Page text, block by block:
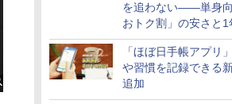
を追わない――単身
おトク割」の安さと1
の注意点
「ほぼ日手帳アプリ
や習慣を記録できる
追加